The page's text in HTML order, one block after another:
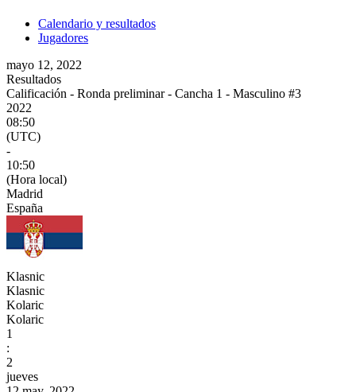
Calendario y resultados
Jugadores
mayo 12, 2022
Resultados
Calificación - Ronda preliminar - Cancha 1 - Masculino #3
2022
08:50
(UTC)
-
10:50
(Hora local)
Madrid
España
Klasnic
Klasnic
Kolaric
Kolaric
1
:
2
jueves